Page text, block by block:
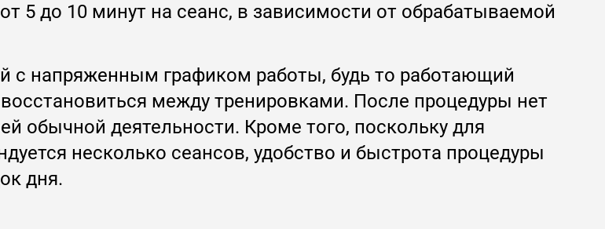
5 до 10 минут на сеанс, в зависимости от обрабатываемой
с напряженным графиком работы, будь то работающий
между тренировками. После процедуры нет
обычной деятельности. Кроме того, поскольку для
несколько сеансов, удобство и быстрота процедуры
дня.